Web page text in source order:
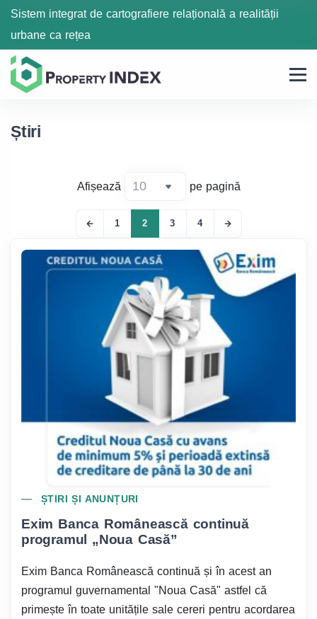
Sistem integrat de cartografiere relațională a realității
urbane ca rețea
Știri
Afișează pe pagină
1 2 3 4
ȘTIRI ȘI ANUNȚURI
Exim Banca Românească continuă
programul „Noua Casă”
Exim Banca Românească continuă și în acest an
programul guvernamental "Noua Casă" astfel că
primește în toate unitățile sale cereri pentru acordarea